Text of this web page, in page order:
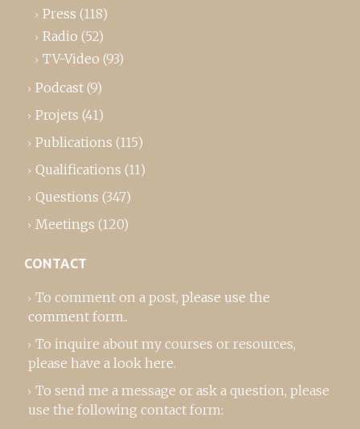
Press (118)
Radio (52)
TV-Video (93)
Podcast (9)
Projets (41)
Publications (115)
Qualifications (11)
Questions (347)
Meetings (120)
CONTACT
To comment on a post, please use the
comment form..
To inquire about my courses or resources,
please have a look here.
To send me a message or ask a question, please
use the following contact form: